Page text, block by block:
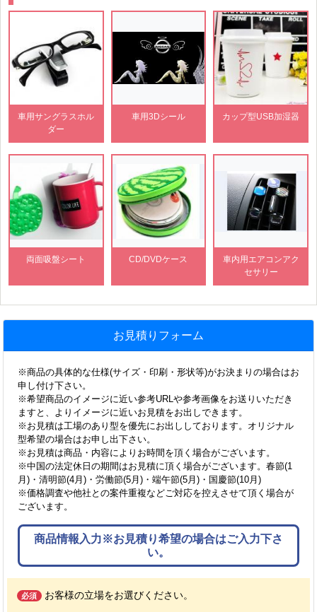
車用サングラスホル
ダー
車用3Dシール カップ型USB加湿器
両面吸盤シート CD/DVDケース
車内用エアコンアク
セサリー
お見積りフォーム
※商品の具体的な仕様(サイズ・印刷・形状等)がお決まりの場合はお
申し付け下さい。
※希望商品のイメージに近い参考URLや参考画像をお送りいただき
ますと、よりイメージに近いお見積をお出しできます。
※お見積は工場のあり型を優先にお出ししております。オリジナル
型希望の場合はお申し出下さい。
※お見積は商品・内容によりお時間を頂く場合がございます。
※中国の法定休日の期間はお見積に頂く場合がございます。春節(1
月)・清明節(4月)・労働節(5月)・端午節(5月)・国慶節(10月)
※価格調査や他社との案件重複などご対応を控えさせて頂く場合が
ございます。
商品情報入力※お見積り希望の場合はご入力下さ
い。
必須 お客様の立場をお選びください。